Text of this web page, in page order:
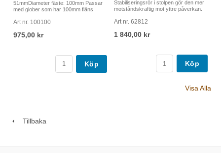
51mmDiameter fäste: 100mm Passar
med glober som har 100mm fläns
Art nr. 100100
975,00 kr
Köp
Stabiliseringsrör i stolpen gör den mer
motståndskraftig mot yttre påverkan.
Art nr. 62812
1 840,00 kr
Köp
Visa Alla
Tillbaka